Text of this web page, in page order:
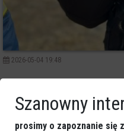
2026-05-04 19:48
Kategorie
Szanowny
prosimy o zapoznanie się